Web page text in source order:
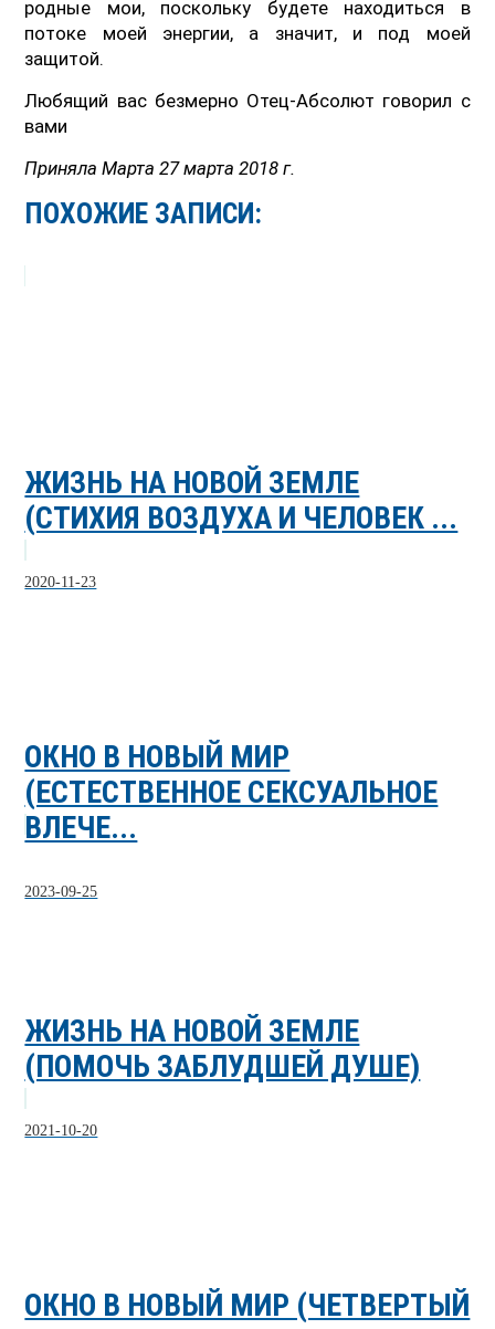
родные мои, поскольку будете находиться в
потоке моей энергии, а значит, и под моей
защитой.
Любящий вас безмерно Отец-Абсолют говорил с
вами
Приняла Марта 27 марта 2018 г.
ПОХОЖИЕ ЗАПИСИ:
ЖИЗНЬ НА НОВОЙ ЗЕМЛЕ
(СТИХИЯ ВОЗДУХА И ЧЕЛОВЕК ...
2020-11-23
ОКНО В НОВЫЙ МИР
(ЕСТЕСТВЕННОЕ СЕКСУАЛЬНОЕ
ВЛЕЧЕ...
2023-09-25
ЖИЗНЬ НА НОВОЙ ЗЕМЛЕ
(ПОМОЧЬ ЗАБЛУДШЕЙ ДУШЕ)
2021-10-20
ОКНО В НОВЫЙ МИР (ЧЕТВЕРТЫЙ